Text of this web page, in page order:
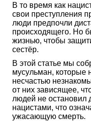
В то время как
свои преступления
люди предпочли
происходящего. Но
жизнью, чтобы
сестёр.
В этой статье мы
мусульман, которые
несчастью
от них зависящее,
людей не остановил
нацистами, что
ужасающую смерть.